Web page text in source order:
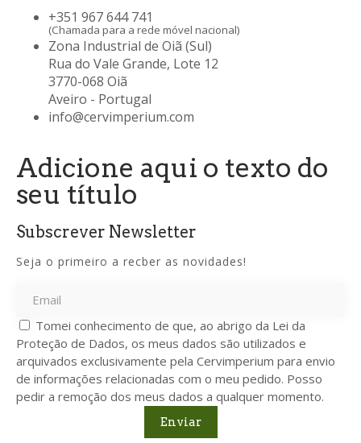
+351 967 644 741
(Chamada para a rede móvel nacional)
Zona Industrial de Oiã (Sul)
Rua do Vale Grande, Lote 12
3770-068 Oiã
Aveiro - Portugal
info@cervimperium.com
Adicione aqui o texto do
seu título
Subscrever Newsletter
Seja o primeiro a recber as novidades!
Tomei conhecimento de que, ao abrigo da Lei da
Proteção de Dados, os meus dados são utilizados e
arquivados exclusivamente pela Cervimperium para envio
de informações relacionadas com o meu pedido. Posso
pedir a remoção dos meus dados a qualquer momento.
Enviar